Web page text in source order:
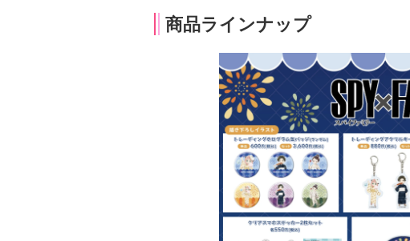
商品ラインナップ